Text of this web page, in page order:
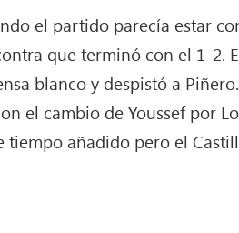
el partido parecía estar
que terminó con el 1-2.
blanco y despistó a
el cambio de Youssef por
añadido pero el